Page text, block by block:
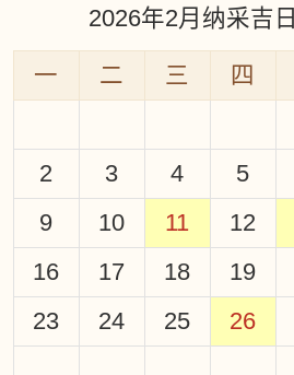
2026年2月纳采吉日
一 二 三 四
2
3 4 5
9
10 11 12
16
17 18 19
23
24 25 26